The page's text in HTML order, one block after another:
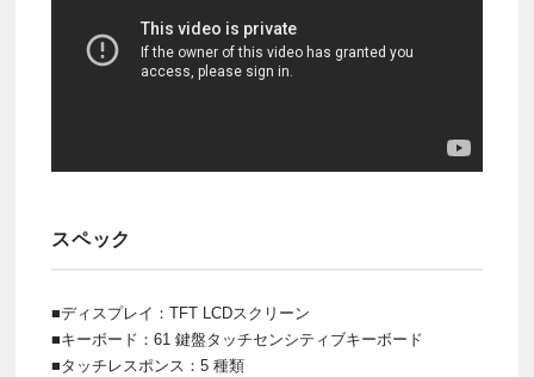
スペック
■ディスプレイ：TFT LCDスクリーン
■キーボード：61 鍵盤タッチセンシティブキーボード
■タッチレスポンス：5 種類